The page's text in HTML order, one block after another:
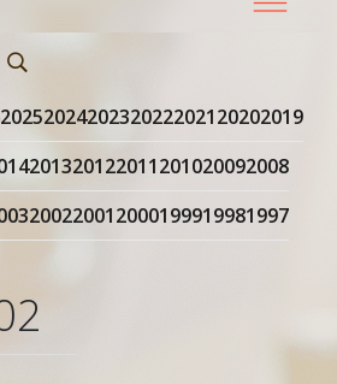
2025202420232022202120202019
201320122011201020092008
200220012000199919981997